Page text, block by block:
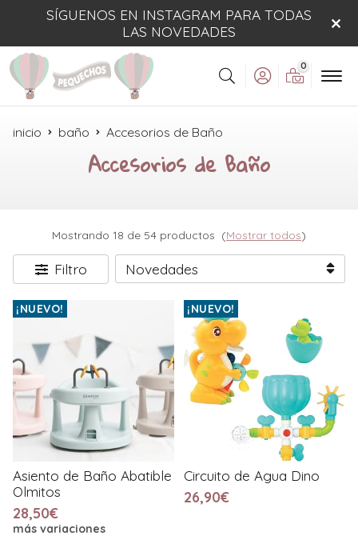
SÍGUENOS EN INSTAGRAM PARA TODAS
LAS NOVEDADES
Buscar
0
inicio baño Accesorios de Baño
Accesorios de Baño
Mostrando 18 de 54 productos (Mostrar todos)
Filtro
¡NUEVO!
Asiento de Baño Abatible
Olmitos
28,50€
más variaciones
¡NUEVO!
Circuito de Agua Dino
26,90€